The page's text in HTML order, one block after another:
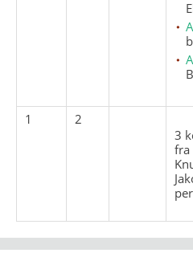
1
2
3
fra